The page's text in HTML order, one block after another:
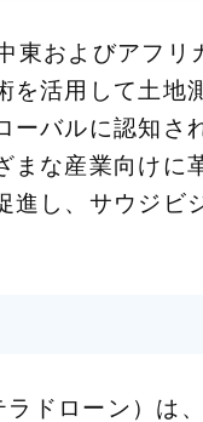
およびアフリ
を活用して土
ーバルに認知
まな産業向けに
進し、サウジ
ドローン）は